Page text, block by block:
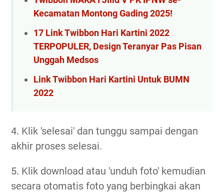
Kecamatan Montong Gading 2025!
17 Link Twibbon Hari Kartini 2022
TERPOPULER, Design Teranyar Pas Pisan
Unggah Medsos
Link Twibbon Hari Kartini Untuk BUMN
2022
4. Klik 'selesai' dan tunggu sampai dengan
akhir proses selesai.
5. Klik download atau 'unduh foto' kemudian
secara otomatis foto yang berbingkai akan